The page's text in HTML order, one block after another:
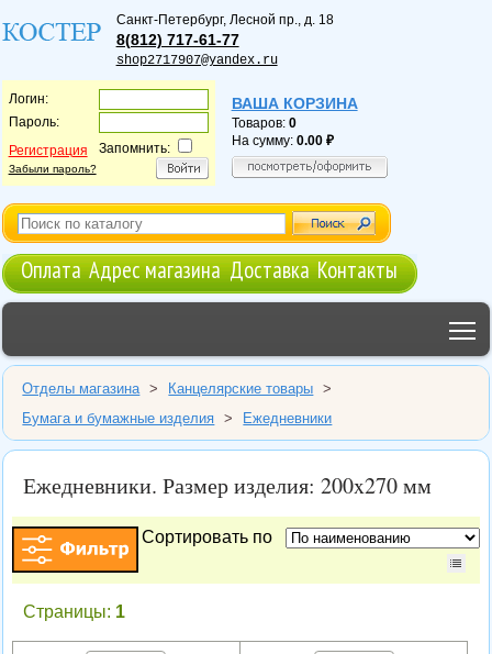
Санкт-Петербург, Лесной пр., д. 18
8(812) 717-61-77
shop2717907@yandex.ru
Логин:
Пароль:
Регистрация
Забыли пароль?
Запомнить:
ВАША КОРЗИНА
Товаров: 0
На сумму: 0.00
Оплата Адрес магазина Доставка Контакты
Отделы магазина > Канцелярские товары
>
Бумага и бумажные изделия
> Ежедневники
Ежедневники. Размер изделия: 200x270 мм
Сортировать по
Страницы: 1